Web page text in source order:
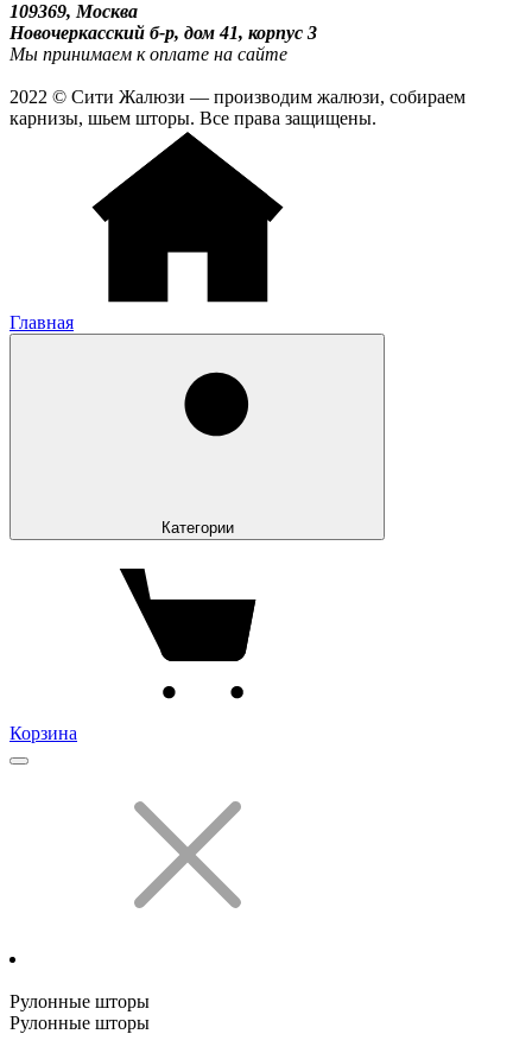
109369, Москва
Новочеркасский б-р, дом 41, корпус 3
Мы принимаем к оплате на сайте
2022 © Сити Жалюзи — производим жалюзи, собираем
карнизы, шьем шторы. Все права защищены.
Главная
Категории
Корзина
Рулонные шторы
Рулонные шторы